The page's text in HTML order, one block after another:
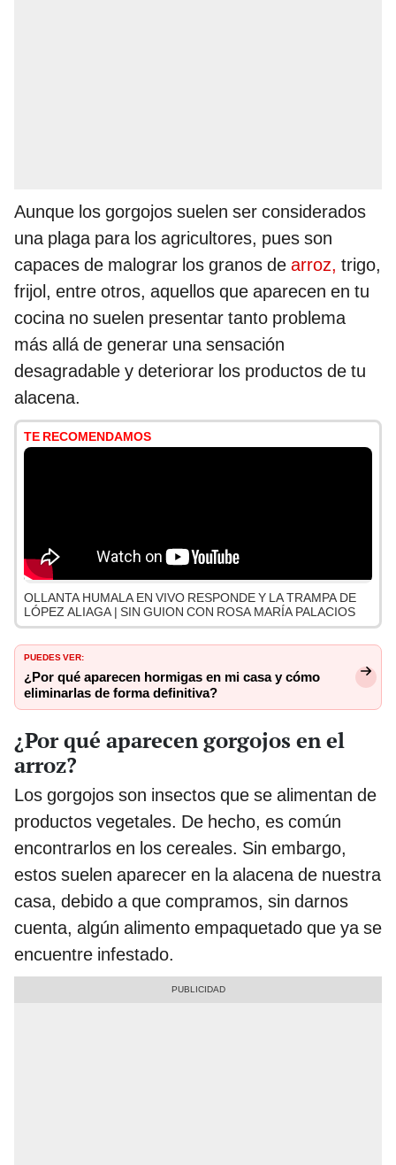
Aunque los gorgojos suelen ser considerados
una plaga para los agricultores, pues son
capaces de malograr los granos de arroz, trigo,
frijol, entre otros, aquellos que aparecen en tu
cocina no suelen presentar tanto problema
más allá de generar una sensación
desagradable y deteriorar los productos de tu
alacena.
TE RECOMENDAMOS
OLLANTA HUMALA EN VIVO RESPONDE Y LA TRAMPA DE
LÓPEZ ALIAGA | SIN GUION CON ROSA MARÍA PALACIOS
PUEDES VER:
¿Por qué aparecen hormigas en mi casa y cómo
eliminarlas de forma definitiva?
¿Por qué aparecen gorgojos en el
arroz?
Los gorgojos son insectos que se alimentan de
productos vegetales. De hecho, es común
encontrarlos en los cereales. Sin embargo,
estos suelen aparecer en la alacena de nuestra
casa, debido a que compramos, sin darnos
cuenta, algún alimento empaquetado que ya se
encuentre infestado.